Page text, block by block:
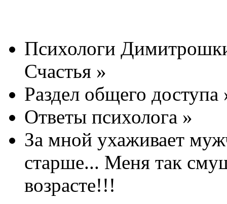
Психологи
Счастья »
Раздел общего доступа
Ответы психолога »
За мной ухаживает
старше... Меня так
возрасте!!!